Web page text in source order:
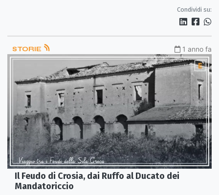
Condividi su:
STORIE 1 anno fa
Il Feudo di Crosia, dai Ruffo al Ducato dei
Mandatoriccio